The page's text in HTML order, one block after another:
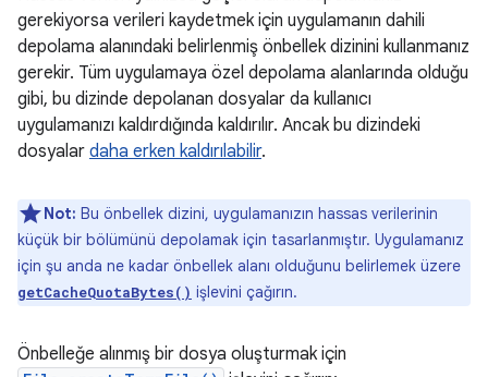
gerekiyorsa verileri kaydetmek için uygulamanın dahili
depolama alanındaki belirlenmiş önbellek dizinini kullanmanız
gerekir. Tüm uygulamaya özel depolama alanlarında olduğu
gibi, bu dizinde depolanan dosyalar da kullanıcı
uygulamanızı kaldırdığında kaldırılır. Ancak bu dizindeki
dosyalar daha erken kaldırılabilir.
Not: Bu önbellek dizini, uygulamanızın hassas verilerinin
küçük bir bölümünü depolamak için tasarlanmıştır. Uygulamanız
için şu anda ne kadar önbellek alanı olduğunu belirlemek üzere
getCacheQuotaBytes() işlevini çağırın.
Önbelleğe alınmış bir dosya oluşturmak için